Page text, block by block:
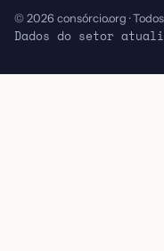
© 2026 consórcio.org ·
Dados do setor